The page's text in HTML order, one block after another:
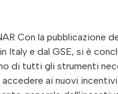
Con la pubblicazione
Italy e dal GSE, si è
di tutti gli strumenti
ai nuovi